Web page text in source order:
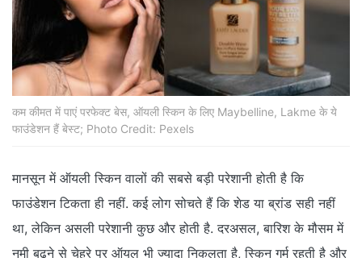
कम कीमत में पाएं परफेक्ट बेस, ऑयली स्किन के लिए Maybelline, Lakme के ये
फाउंडेशन हैं बेस्ट; Photo Credit: Pexels
मानसून में ऑयली स्किन वालों की सबसे बड़ी परेशानी होती है कि
फाउंडेशन टिकता ही नहीं. कई लोग सोचते हैं कि शेड या ब्रांड सही नहीं
था, लेकिन असली परेशानी कुछ और होती है. दरअसल, बारिश के मौसम में
नमी बढ़ने से चेहरे पर ऑयल भी ज्यादा निकलता है, स्किन गर्म रहती है और